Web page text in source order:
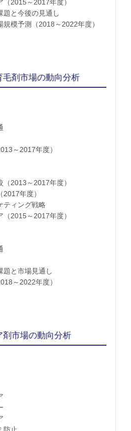
2015～2017年度）
題と今後の見通し
規模予測（2018～2022年度）
剤市場の動向分析
～2017年度）
2013～2017年度）
年度）
ティング戦略
2015～2017年度）
題と市場見通し
～2022年度）
市場の動向分析
止